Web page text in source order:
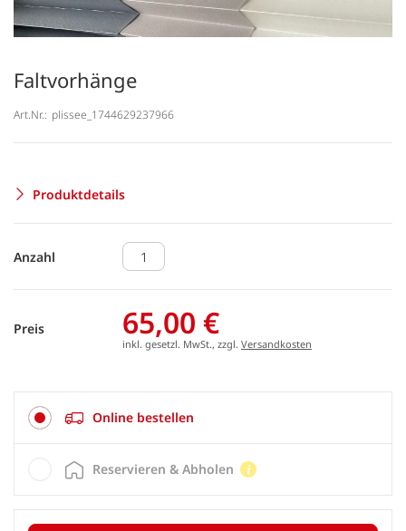
Faltvorhänge
Art.Nr.: plissee_1744629237966
Produktdetails
Anzahl
Preis 65,00 €
inkl. gesetzl. MwSt., zzgl. Versandkosten
Online bestellen
Reservieren & Abholen